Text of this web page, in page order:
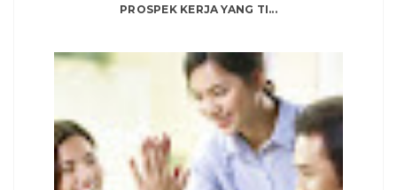
PROSPEK KERJA YANG TI...